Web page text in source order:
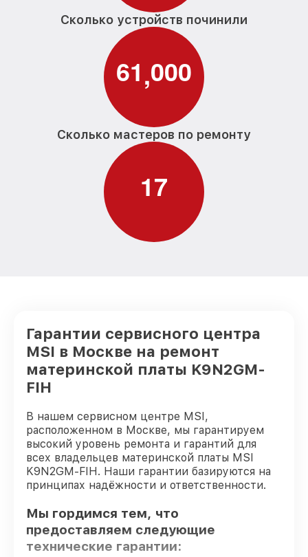
Сколько устройств починили
61,000
Сколько мастеров по ремонту
17
Гарантии сервисного центра
MSI в Москве на ремонт
материнской платы K9N2GM-
FIH
В нашем сервисном центре MSI,
расположенном в Москве, мы гарантируем
высокий уровень ремонта и гарантий для
всех владельцев материнской платы MSI
K9N2GM-FIH. Наши гарантии базируются на
принципах надёжности и ответственности.
Мы гордимся тем, что
предоставляем следующие
технические гарантии: